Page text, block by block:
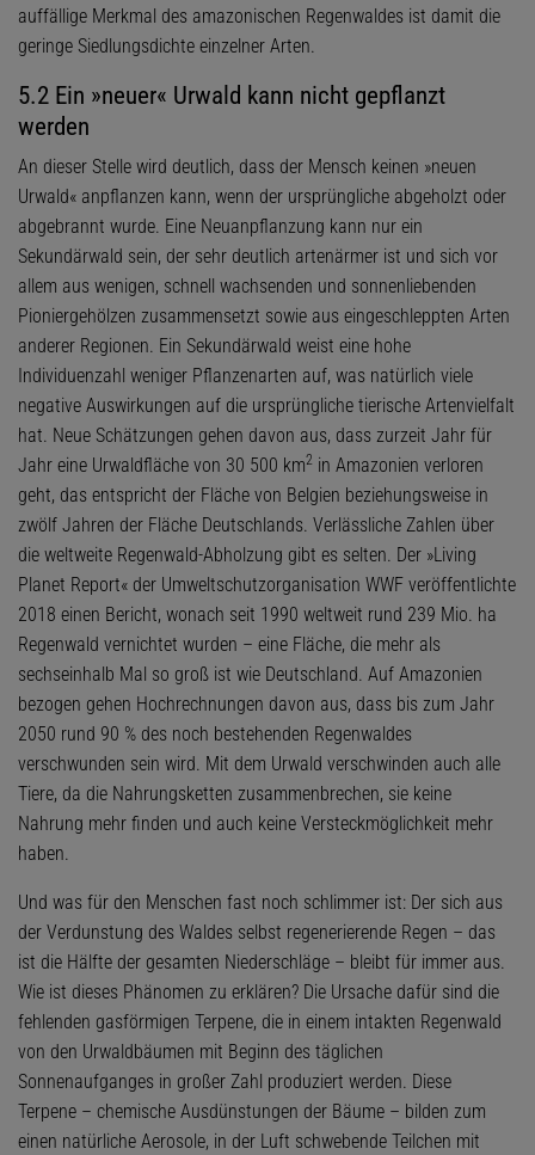
auffällige Merkmal des amazonischen Regenwaldes ist damit die
geringe Siedlungsdichte einzelner Arten.
5.2 Ein »neuer« Urwald kann nicht gepflanzt
werden
An dieser Stelle wird deutlich, dass der Mensch keinen »neuen
Urwald« anpflanzen kann, wenn der ursprüngliche abgeholzt oder
abgebrannt wurde. Eine Neuanpflanzung kann nur ein
Sekundärwald sein, der sehr deutlich artenärmer ist und sich vor
allem aus wenigen, schnell wachsenden und sonnenliebenden
Pioniergehölzen zusammensetzt sowie aus eingeschleppten Arten
anderer Regionen. Ein Sekundärwald weist eine hohe
Individuenzahl weniger Pflanzenarten auf, was natürlich viele
negative Auswirkungen auf die ursprüngliche tierische Artenvielfalt
hat. Neue Schätzungen gehen davon aus, dass zurzeit Jahr für
Jahr eine Urwaldfläche von 30 500 km2 in Amazonien verloren
geht, das entspricht der Fläche von Belgien beziehungsweise in
zwölf Jahren der Fläche Deutschlands. Verlässliche Zahlen über
die weltweite Regenwald-Abholzung gibt es selten. Der »Living
Planet Report« der Umweltschutzorganisation WWF veröffentlichte
2018 einen Bericht, wonach seit 1990 weltweit rund 239 Mio. ha
Regenwald vernichtet wurden – eine Fläche, die mehr als
sechseinhalb Mal so groß ist wie Deutschland. Auf Amazonien
bezogen gehen Hochrechnungen davon aus, dass bis zum Jahr
2050 rund 90 % des noch bestehenden Regenwaldes
verschwunden sein wird. Mit dem Urwald verschwinden auch alle
Tiere, da die Nahrungsketten zusammenbrechen, sie keine
Nahrung mehr finden und auch keine Versteckmöglichkeit mehr
haben.
Und was für den Menschen fast noch schlimmer ist: Der sich aus
der Verdunstung des Waldes selbst regenerierende Regen – das
ist die Hälfte der gesamten Niederschläge – bleibt für immer aus.
Wie ist dieses Phänomen zu erklären? Die Ursache dafür sind die
fehlenden gasförmigen Terpene, die in einem intakten Regenwald
von den Urwaldbäumen mit Beginn des täglichen
Sonnenaufganges in großer Zahl produziert werden. Diese
Terpene – chemische Ausdünstungen der Bäume – bilden zum
einen natürliche Aerosole, in der Luft schwebende Teilchen mit